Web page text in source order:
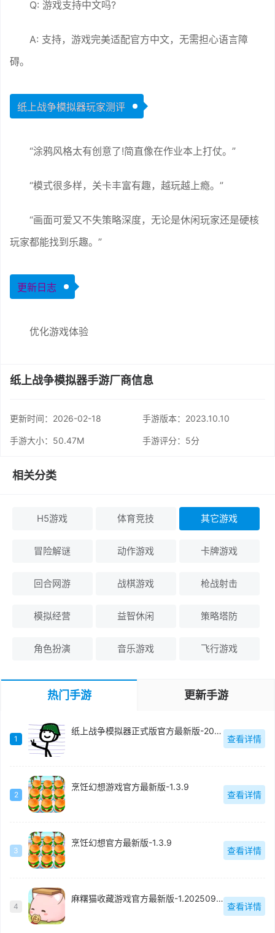
Q: 游戏支持中文吗?
A: 支持，游戏完美适配官方中文，无需担心语言障
碍。
纸上战争模拟器玩家测评
“涂鸦风格太有创意了!简直像在作业本上打仗。”
“模式很多样，关卡丰富有趣，越玩越上瘾。”
“画面可爱又不失策略深度，无论是休闲玩家还是硬核
玩家都能找到乐趣。”
更新日志
优化游戏体验
纸上战争模拟器手游厂商信息
更新时间： 2026-02-18 手游版本：2023.10.10
手游大小：50.47M 手游评分： 5分
相关分类
H5游戏 体育竞技 其它游戏
冒险解谜 动作游戏 卡牌游戏
回合网游 战棋游戏 枪战射击
模拟经营 益智休闲 策略塔防
角色扮演 音乐游戏 飞行游戏
热门手游 更新手游
1
纸上战争模拟器正式版官方最新版-2023.10.10
查看详情
2
烹饪幻想游戏官方最新版-1.3.9
查看详情
3
烹饪幻想官方最新版-1.3.9
查看详情
4
麻糬猫收藏游戏官方最新版-1.20250930.0
查看详情